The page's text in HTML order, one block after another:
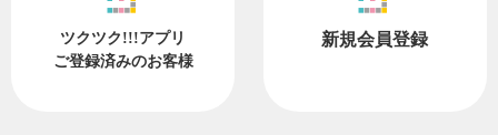
ツクツク!!!アプリ
ご登録済みのお客様
新規会員登録